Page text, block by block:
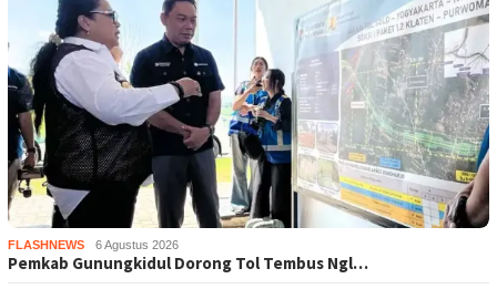
FLASHNEWS 6 Agustus 2026
Pemkab Gunungkidul Dorong Tol Tembus Ngl…